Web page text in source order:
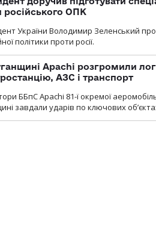
російського ОПК
України Володимир Зеленський
політики проти росії.
Apachi розгромили
АЗС і транспорт
ББпС Apachi 81-ї окремої
завдали ударів по ключових